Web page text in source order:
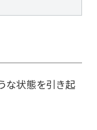
な状態を引き起